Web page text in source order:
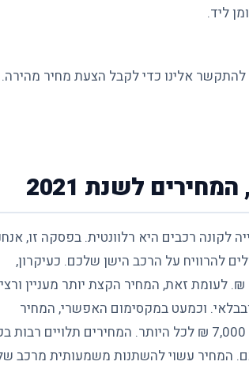
ליד.
לשנת 2021
רכבים היא רלוונטית. בפסקה זו,
להרוויח על הרכב הישן שלכם. כעיקרון,
המחיר ההתחלתי, והנמוך ביותר עבור רכבים ישנים לפירוק הוא החל מ- 500 ₪. לעומת זאת, המחיר הקצת יותר מעניין
ובבלאי. וכמעט במקסימום האפשרי, המחיר
המקסימלי שתוכלו לקבל עבור הרכב הישן שלכם הוא החל מ- 4,000 ₪ ועד 7,000 ₪ לכל היותר. המחירים
המחיר עשוי להשתנות משמעותית מרכב